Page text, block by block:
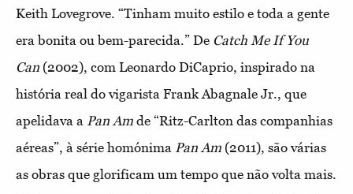
Keith Lovegrove. “Tinham muito estilo e toda a gente
era bonita ou bem-parecida.” De Catch Me If You
Can (2002), com Leonardo DiCaprio, inspirado na
história real do vigarista Frank Abagnale Jr., que
apelidava a Pan Am de “Ritz-Carlton das companhias
aéreas”, à série homónima Pan Am (2011), são várias
as obras que glorificam um tempo que não volta mais.